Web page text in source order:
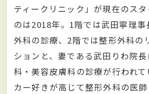
ティークリニック」が現在のス
のは2018年。1階では武田寧理事
外科の診療、2階では整形外科の
ションと、妻である武田りわ院
科・美容皮膚科の診療が行われて
カー好きが高じて整形外科の医